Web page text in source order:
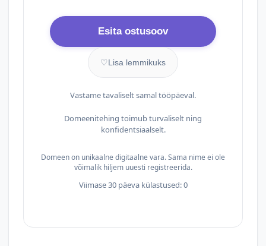
Esita ostusoov
♡Lisa lemmikuks
Vastame tavaliselt samal tööpäeval.
Domeenitehing toimub turvaliselt ning
konfidentsiaalselt.
Domeen on unikaalne digitaalne vara. Sama nime ei ole
võimalik hiljem uuesti registreerida.
Viimase 30 päeva külastused: 0